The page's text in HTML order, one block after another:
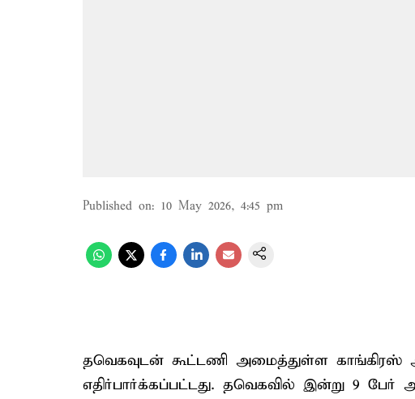
Published on: 10 May 2026, 4:45 pm
தவெகவுடன் கூட்டணி அமைத்துள்ள
எதிர்பார்க்கப்பட்டது. தவெகவில் இன்று 9 பேர்